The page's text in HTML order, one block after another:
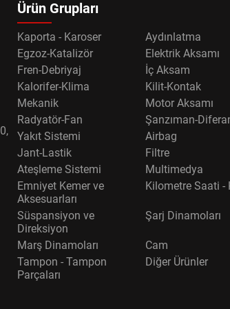
Ürün Grupları
Kaporta - Karoser
Aydınlatma
Egzoz-Katalizör
Elektrik Aksamı
Fren-Debriyaj
İç Aksam
Kalorifer-Klima
Kilit-Kontak
Mekanik
Motor Aksamı
Radyatör-Fan
Şanzıman-
Yakıt Sistemi
Airbag
Jant-Lastik
Filtre
Ateşleme Sistemi
Multimedya
Emniyet Kemer ve
Aksesuarları
Kilometre Saati -
Süspansiyon ve
Direksiyon
Şarj Dinamoları
Marş Dinamoları
Cam
Tampon - Tampon
Parçaları
Diğer Ürünler